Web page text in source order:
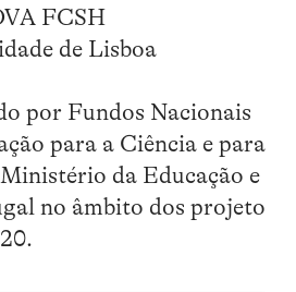
FCSH
de Lisboa
por Fundos Nacionais
para a Ciência e para
da Educação e
no âmbito dos projeto